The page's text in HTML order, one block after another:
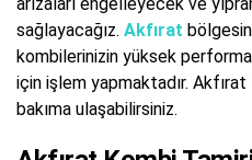
sağlayacağız. Akfırat
kombilerinizin yüksek
için işlem yapmaktadır.
bakıma ulaşabilirsiniz.